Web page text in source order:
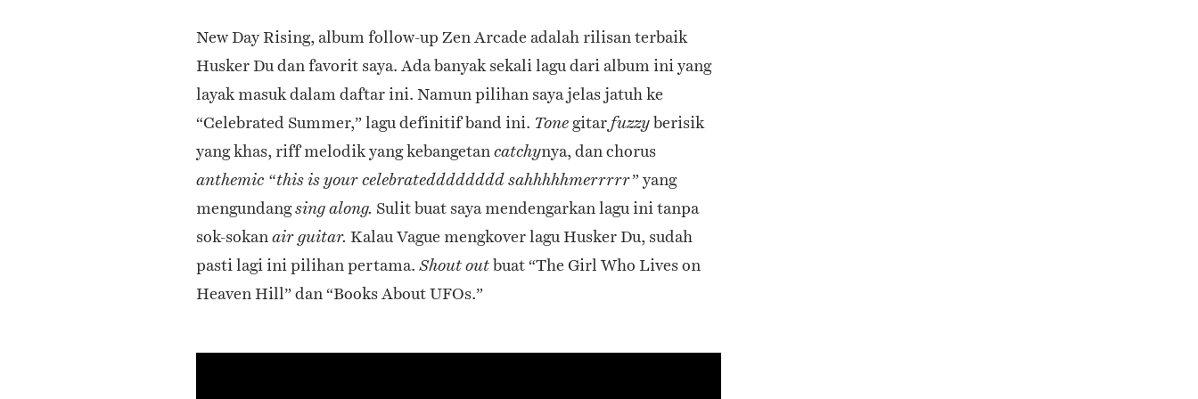
New Day Rising, album follow-up Zen Arcade adalah rilisan terbaik
Husker Du dan favorit saya. Ada banyak sekali lagu dari album ini yang
layak masuk dalam daftar ini. Namun pilihan saya jelas jatuh ke
“Celebrated Summer,” lagu definitif band ini. Tonegitar fuzzyberisik
yang khas, riff melodik yang kebangetancatchynya, dan chorus
anthemic “this is your celebratedddddddd sahhhhhmerrrrr” yang
mengundangsing along. Sulit buat saya mendengarkan lagu ini tanpa
sok-sokanair guitar. Kalau Vague mengkover lagu Husker Du, sudah
pasti lagi ini pilihan pertama. Shout outbuat “The Girl Who Lives on
Heaven Hill” dan “Books About UFOs.”